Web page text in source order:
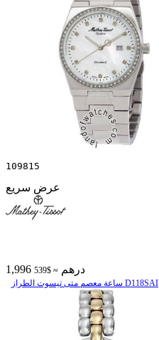
109815
عرض سريع
1,996 درهم ≈ $539
ساعة معصم متی تیسوت الطراز D118SAI